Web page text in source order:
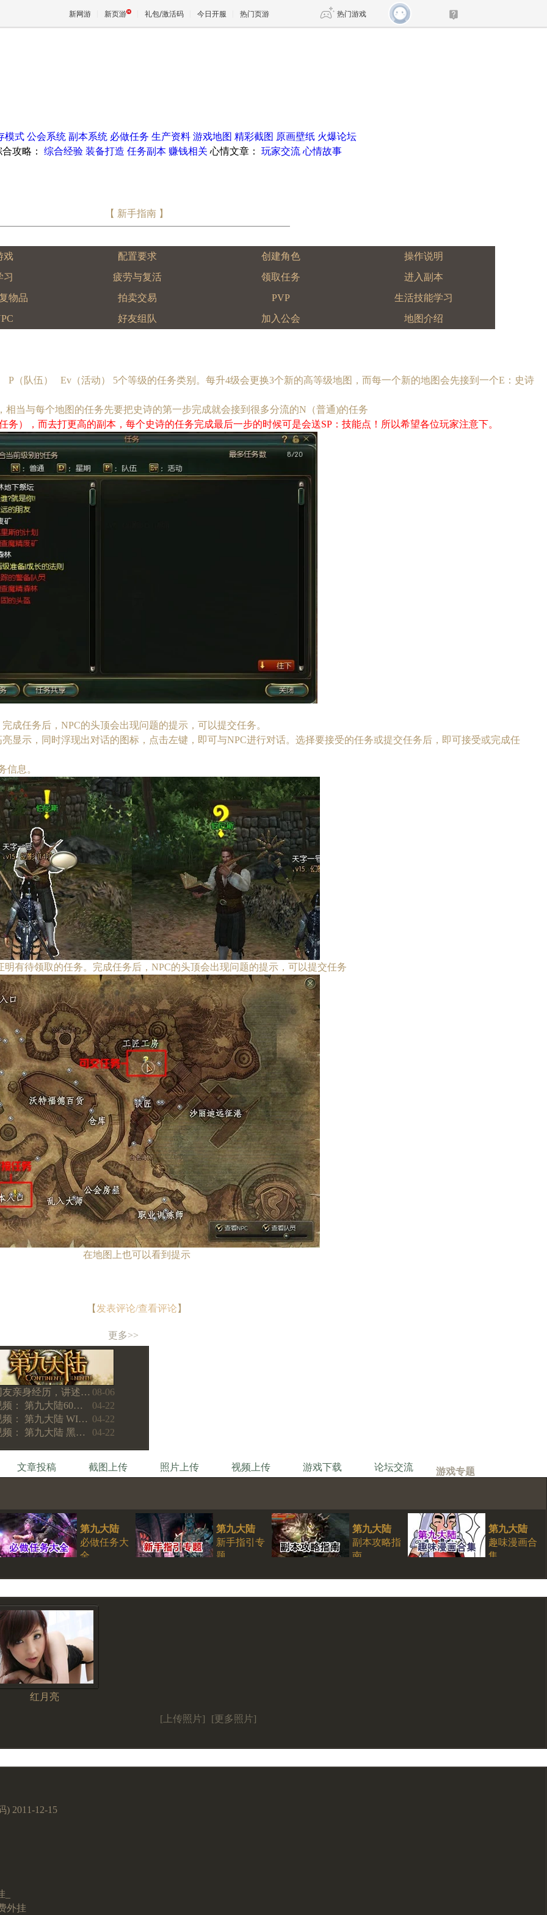
新网游 新页游 礼包/激活码 今日开服 热门页游 热门游戏
王权与自由 诛仙世界 新仙侠5
模式 公会系统 副本系统 必做任务 生产资料 游戏地图 精彩截图 原画壁纸 火爆论坛
攻略：
综合经验 装备打造 任务副本 赚钱相关 心情文章： 玩家交流 心情故事
【 新手指南 】
戏 配置要求 创建角色
操作说明
习
疲劳与复活 领取任务
进入副本
物品
拍卖交易 PVP
生活技能学习
好友组队 加入公会 地图介绍
队伍） Ev（活动） 5个等级的任务类别。每升4级会更换3个新的高等级地图 ，而每一个新的地图会先接到一个E：史诗
当与每个地图的任务先要把史诗的第一步完成就会接到很多分流的N（普通)的任务
），而去打更高的副本，每个史诗的任务完成最后一步的时候可是会送SP：技能点！所以希望各位玩家注意下。
成任务后，NPC的头顶会出现问题的提示，可以提交任务。
显示，同时浮现出对话的图标，点击左键，即可与NPC进行对话。选择要接受的任务或提交任务后，即可接受或完成任
信息。
明有待领取的任务。完成任务后，NPC的头顶会出现问题的提示，可以提交任务
在地图上也可以看到提示
【 发表评论/查看评论 】
更多>>
08-06
友亲身经历，讲述…
04-22
频： 第九大陆60…
04-22
频： 第九大陆 WI…
04-22
频： 第九大陆 黑…
文章投稿 截图上传 照片上传 视频上传 游戏下载 论坛交流 游戏专题
第九大陆
必做任务大
全
第九大陆
新手指引专
题
第九大陆
副本攻略指
南
第九大陆
趣味漫画合
集
红月亮
[上传照片] [更多照片]
) 2011-12-15
外挂